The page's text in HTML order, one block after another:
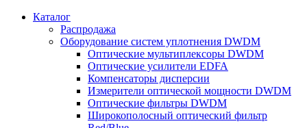
Каталог
Распродажа
Оборудование систем уплотнения DWDM
Оптические мультиплексоры DWDM
Оптические усилители EDFA
Компенсаторы дисперсии
Измерители оптической мощности DWDM
Оптические фильтры DWDM
Широкополосный оптический фильтр